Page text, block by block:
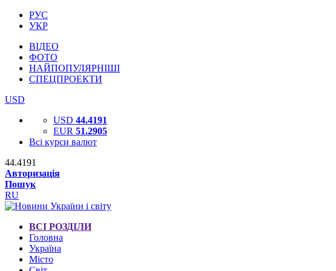
РУС
УКР
ВІДЕО
ФОТО
НАЙПОПУЛЯРНІШІ
СПЕЦПРОЕКТИ
USD
USD 44.4191
EUR 51.2905
Всі курси валют
44.4191
Авторизація
Пошук
RU
ВСІ РОЗДІЛИ
Головна
Україна
Місто